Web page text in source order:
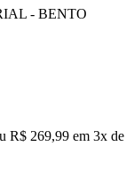
- BENTO
R$ 269,99 em 3x de